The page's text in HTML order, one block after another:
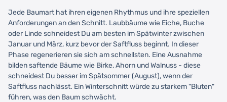
Jede Baumart hat ihren eigenen Rhythmus und ihre speziellen
Anforderungen an den Schnitt. Laubbäume wie Eiche, Buche
oder Linde schneidest Du am besten im Spätwinter zwischen
Januar und März, kurz bevor der Saftfluss beginnt. In dieser
Phase regenerieren sie sich am schnellsten. Eine Ausnahme
bilden saftende Bäume wie Birke, Ahorn und Walnuss - diese
schneidest Du besser im Spätsommer (August), wenn der
Saftfluss nachlässt. Ein Winterschnitt würde zu starkem "Bluten"
führen, was den Baum schwächt.